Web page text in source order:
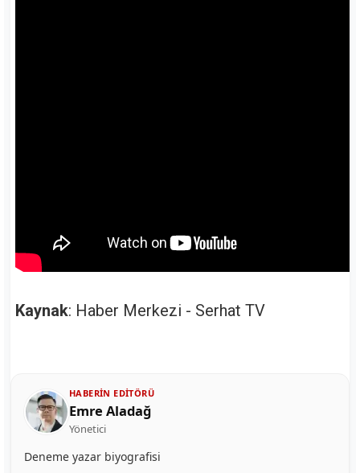
Kaynak: Haber Merkezi - Serhat TV
HABERIN EDITÖRÜ
Emre Aladağ
Yönetici
Deneme yazar biyografisi